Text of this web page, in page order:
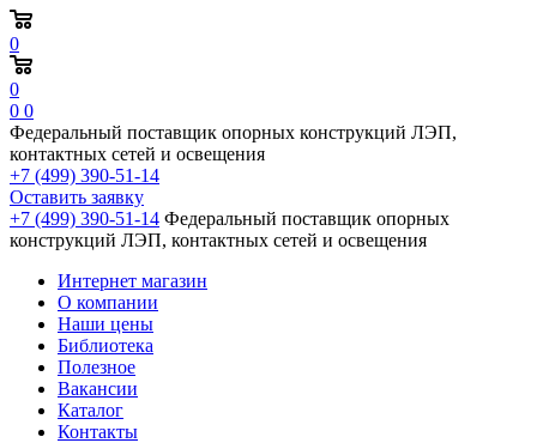
0
0
0 0
Федеральный поставщик опорных конструкций ЛЭП,
контактных сетей и освещения
+7 (499) 390-51-14
Оставить заявку
+7 (499) 390-51-14 Федеральный поставщик опорных
конструкций ЛЭП, контактных сетей и освещения
Интернет магазин
О компании
Наши цены
Библиотека
Полезное
Вакансии
Каталог
Контакты